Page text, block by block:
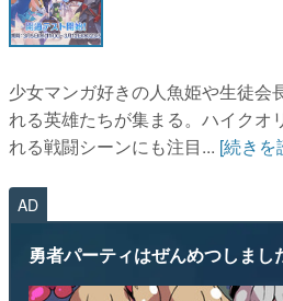
その他
電ファミニコゲーマーとは？
運営：株式会社マレ
少女マンガ好きの人魚姫や生徒会
れる英雄たちが集まる。ハイクオ
れる戦闘シーンにも注目... [続きを
AD
勇者パーティはぜんめつしまし